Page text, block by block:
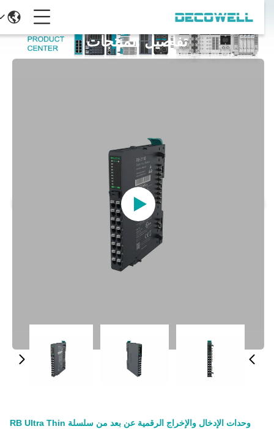
تفاصيل المنتجات
وحدات الإدخال والإخراج الرقمية عن بعد من سلسلة RB Ultra Thin